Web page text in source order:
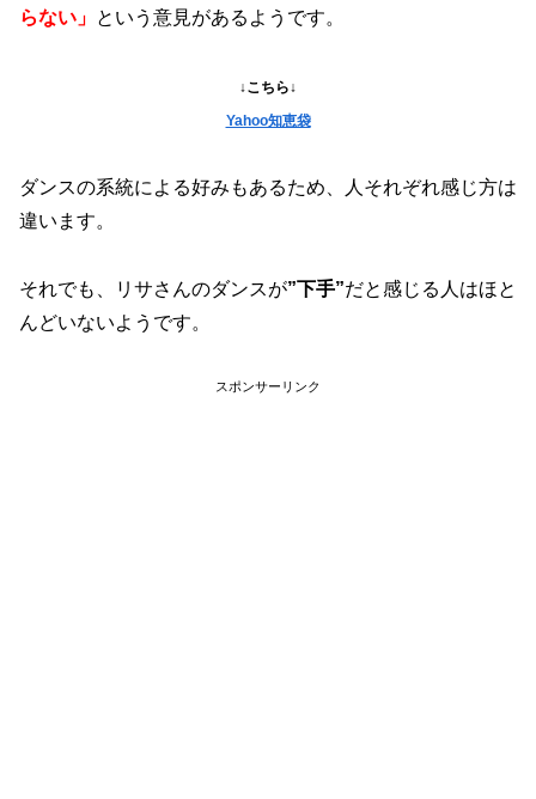
らない」 という意見があるようです。
↓こちら↓
Yahoo知恵袋
ダンスの系統による好みもあるため、人それぞれ感じ方は
違います。
それでも、リサさんのダンスが”下手”だと感じる人はほと
んどいないようです。
スポンサーリンク